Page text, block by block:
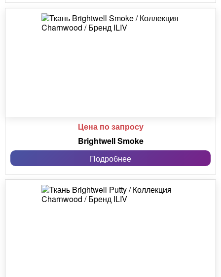
Цена по запросу
Brightwell Smoke
Подробнее